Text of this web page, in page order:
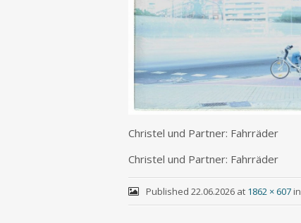
Chris­tel und Part­ner: Fahrräder
Chris­tel und Part­ner: Fahrräder
Published 22.06.2026at 1862 × 607in